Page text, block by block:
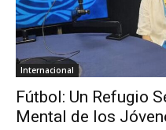
Internacional
Fútbol: Un Refugio
Mental de los